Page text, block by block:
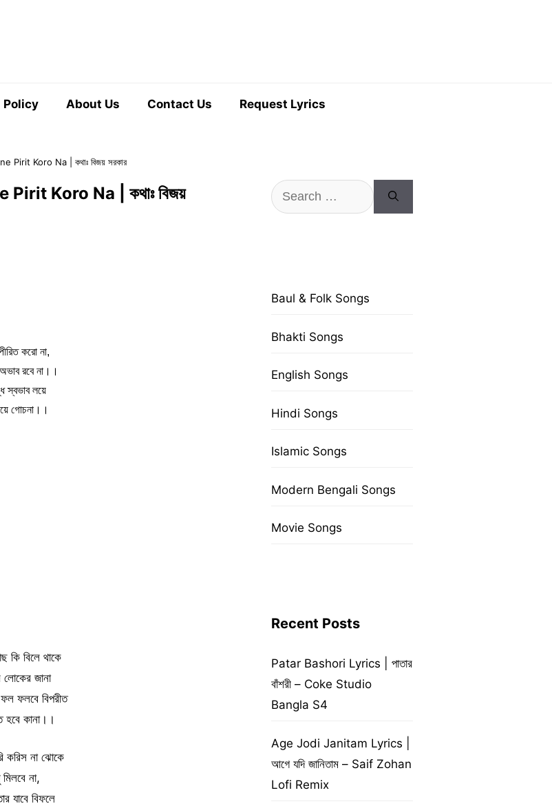
Policy About Us Contact Us Request Lyrics
Pirit Koro Na | কথাঃ বিজয় সরকার
Pirit Koro Na | কথাঃ বিজয়
করো না,
রবে না।।
স্বভাব লয়ে
গোচনা।।
কি বিলে থাকে
লোকের জানা
ফলবে বিপরীত
হবে কানা।।
করিস না ঝোকে
না,
যাবে বিফলে
Search
for:
Baul & Folk Songs
Bhakti Songs
English Songs
Hindi Songs
Islamic Songs
Modern Bengali Songs
Movie Songs
Recent Posts
Patar Bashori Lyrics | পাতার
বাঁশরী – Coke Studio
Bangla S4
Age Jodi Janitam Lyrics |
আগে যদি জানিতাম – Saif Zohan
Lofi Remix